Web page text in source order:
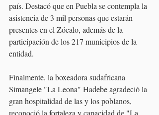
país. Destacó que en Puebla se contempla la
asistencia de 3 mil personas que estarán
presentes en el Zócalo, además de la
participación de los 217 municipios de la
entidad.
Finalmente, la boxeadora sudafricana
Simangele "La Leona" Hadebe agradeció la
gran hospitalidad de las y los poblanos,